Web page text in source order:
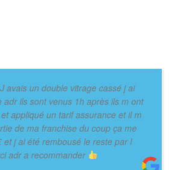
J avais un double vitrage cassé j ai
adr ils sont venus 1h après ils m ont
appliqué un tarif assurance et il m
de ma franchise du coup ça me
et j ai été rembousé le reste par l
adr a recommander